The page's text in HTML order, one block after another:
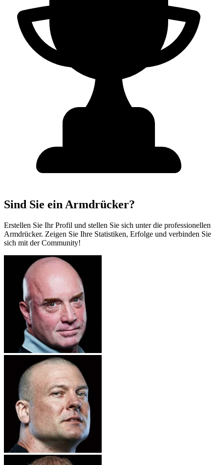
Sind Sie ein Armdrücker?
Erstellen Sie Ihr Profil und stellen Sie sich unter die professionellen
Armdrücker. Zeigen Sie Ihre Statistiken, Erfolge und verbinden Sie
sich mit der Community!